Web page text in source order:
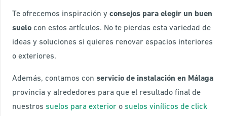
Te ofrecemos inspiración y consejos para elegir un buen
suelo con estos artículos. No te pierdas esta variedad de
ideas y soluciones si quieres renovar espacios interiores
o exteriores.
Además, contamos con servicio de instalación en Málaga
provincia y alrededores para que el resultado final de
nuestros suelos para exterior o suelos vinílicos de click